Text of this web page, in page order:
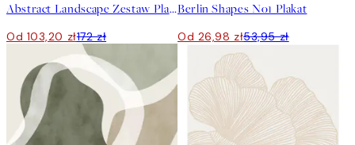
Abstract Landscape Zestaw Plakatów
Od 103,20 zł172 zł
Berlin Shapes No1 Plakat
Od 26,98 zł53,95 zł